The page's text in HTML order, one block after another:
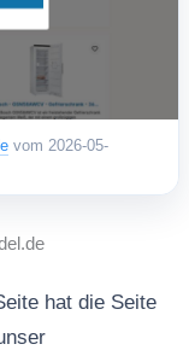
vom 2026-05-
hat die Seite